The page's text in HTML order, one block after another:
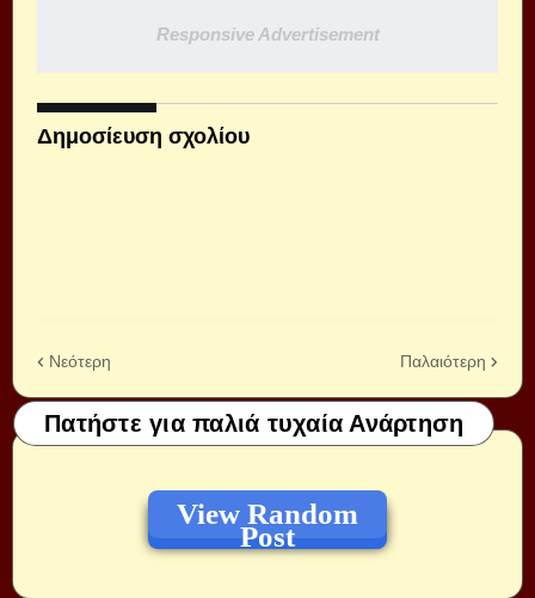
Responsive Advertisement
Δημοσίευση σχολίου
Νεότερη Παλαιότερη
Πατήστε για παλιά τυχαία Ανάρτηση
View Random
Post